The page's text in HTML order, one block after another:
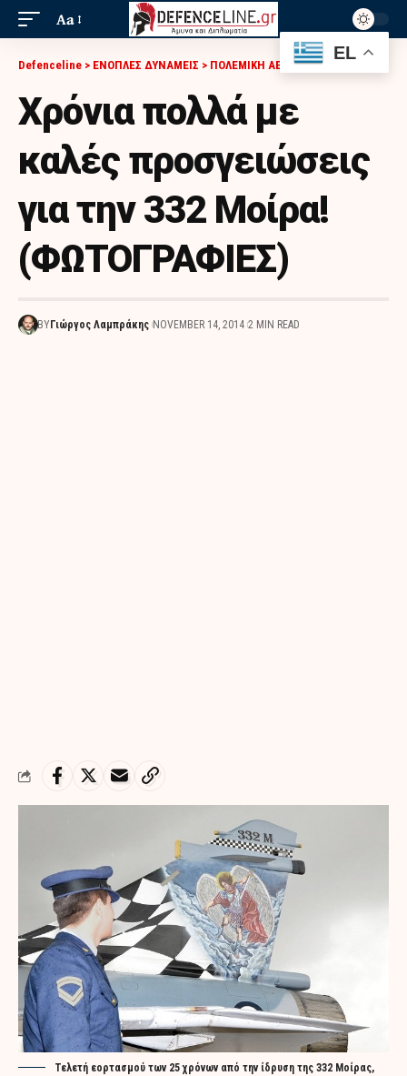
Aa
Defenceline > ΕΝΟΠΛΕΣ ΔΥΝΑΜΕΙΣ > ΠΟΛΕΜΙΚΗ ΑΕΡΟΠΟΡΙΑ
Χρόνια πολλά με
καλές προσγειώσεις
για την 332 Μοίρα!
(ΦΩΤΟΓΡΑΦΙΕΣ)
BY Γιώργος Λαμπράκης NOVEMBER 14, 2014 2 MIN READ
Τελετή εορτασμού των 25 χρόνων από την ίδρυση της 332 Μοίρας,
EL